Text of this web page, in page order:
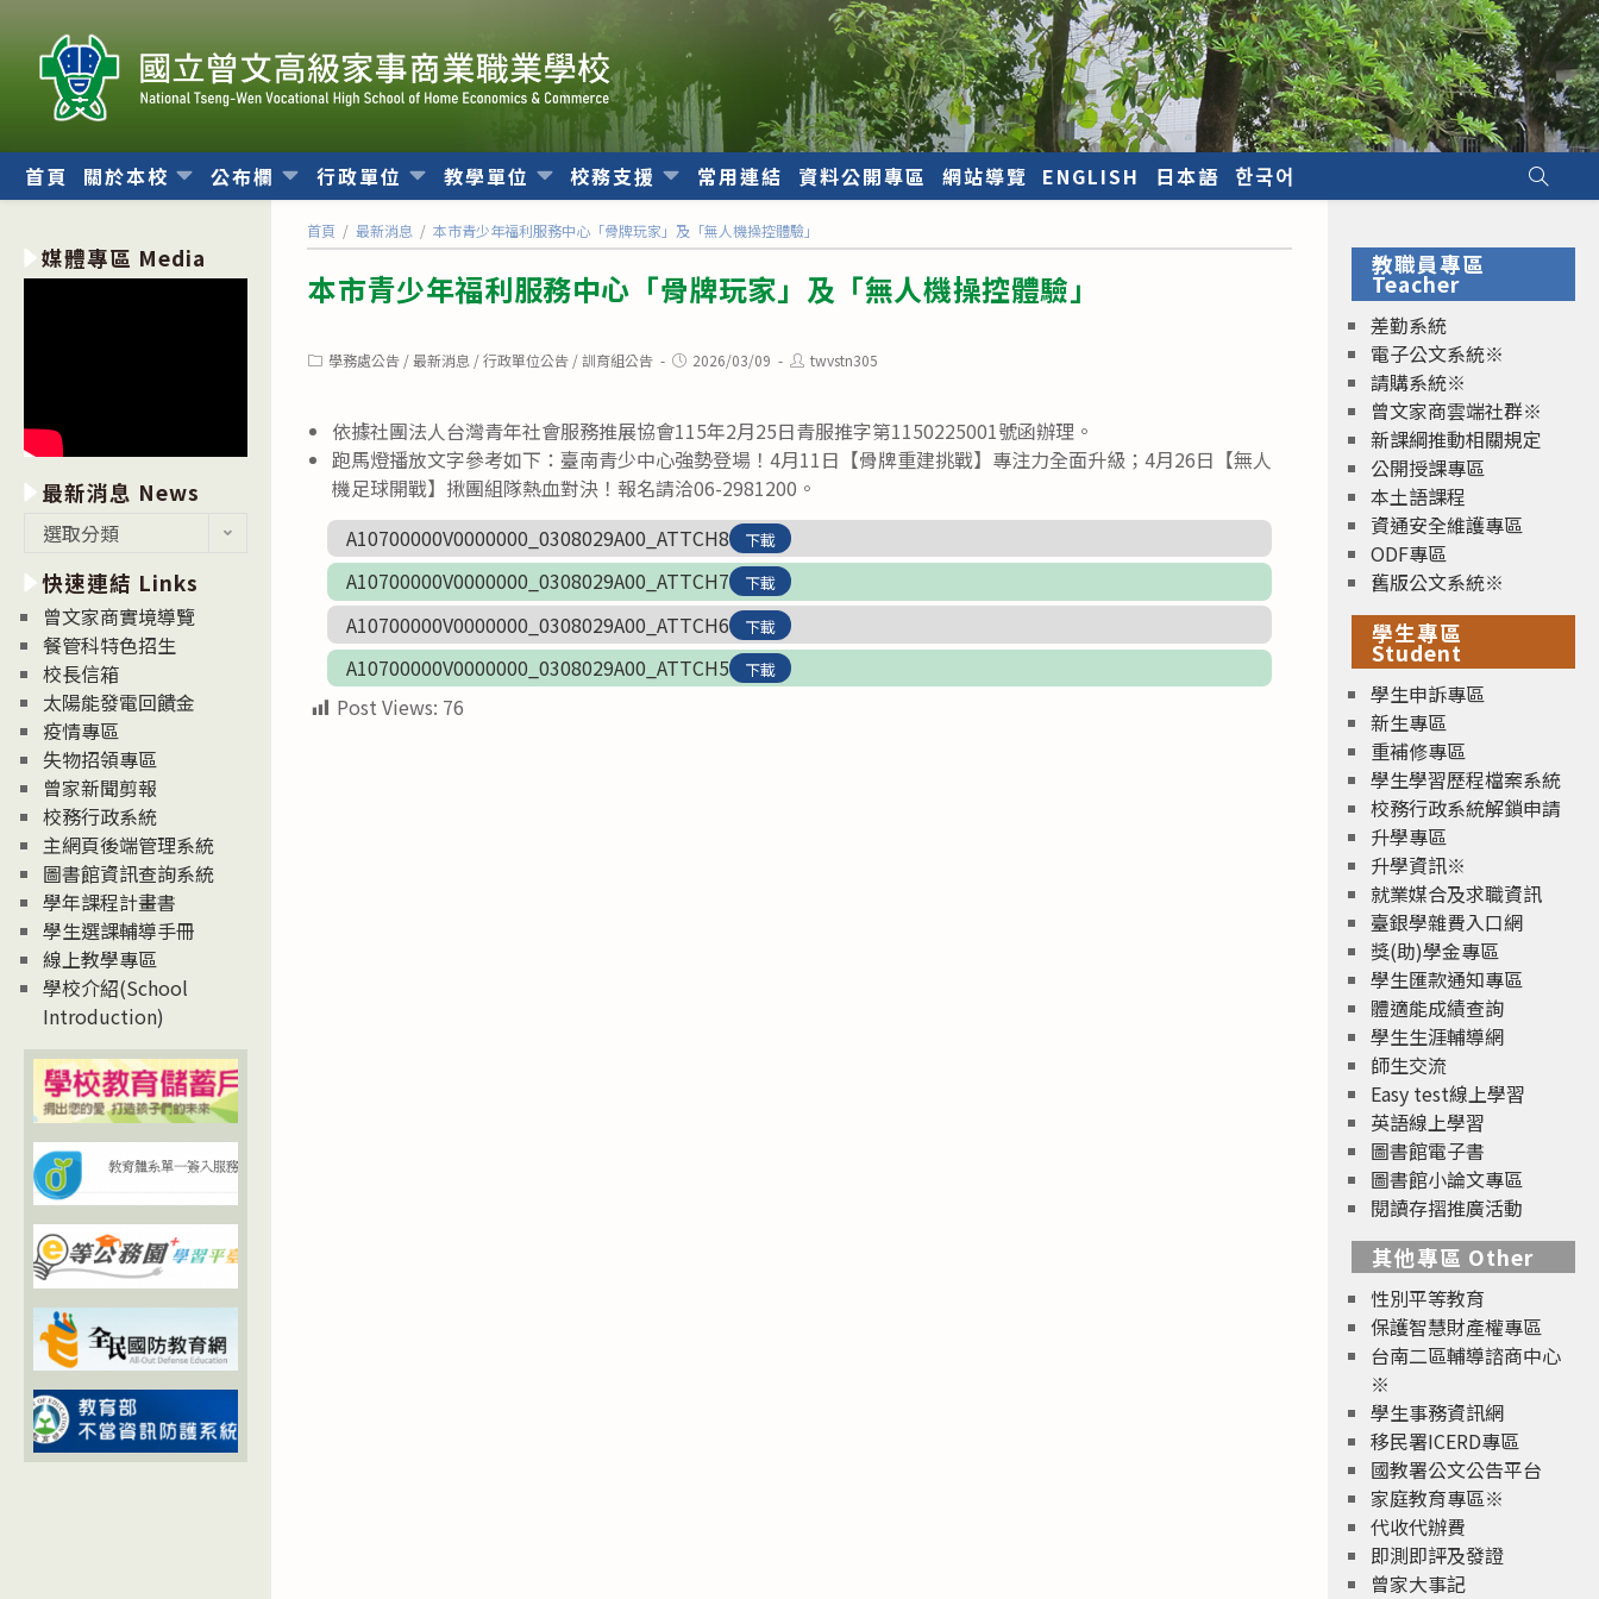
內
首頁 關於本校 公布欄 行政單位 教學單位 校務支援 常用連結 資料公開專區 網站導覽 ENGLISH 日本語 한국어
首頁 / 最新消息 / 本市青少年福利服務中心「骨牌玩家」及「無人機操控體驗」
本市青少年福利服務中心「骨牌玩家」及「無人機操控體驗」
Post學務處公告 / 最新消息 / 行政單位公告 / 訓育組公告
Post2026/03/09
Posttwvstn305
依據社團法人台灣青年社會服務推展協會115年2月25日青服推字第1150225001號函辦理。
跑馬燈播放文字參考如下：臺南青少中心強勢登場！4月11日【骨牌重建挑戰】專注力全面升級；4月26日【無人
機足球開戰】揪團組隊熱血對決！報名請洽06-2981200。
A10700000V0000000_0308029A00_ATTCH8
下載
A10700000V0000000_0308029A00_ATTCH7 下載
A10700000V0000000_0308029A00_ATTCH6 下載
A10700000V0000000_0308029A00_ATTCH5 下載
Post Views: 76
媒體專區 Media
最新消息 News
消
息
News
選取分類
快速連結 Links
曾文家商實境導覽
餐管科特色招生
校長信箱
太陽能發電回饋金
疫情專區
失物招領專區
曾家新聞剪報
校務行政系統
主網頁後端管理系統
圖書館資訊查詢系統
學年課程計畫書
學生選課輔導手冊
線上教學專區
學校介紹(School
Introduction)
教職員專區
Teacher
差勤系統
電子公文系統※
請購系統※
曾文家商雲端社群※
新課綱推動相關規定
公開授課專區
本土語課程
資通安全維護專區
ODF專區
舊版公文系統※
學生專區
Student
學生申訴專區
新生專區
重補修專區
學生學習歷程檔案系統
校務行政系統解鎖申請
升學專區
升學資訊※
就業媒合及求職資訊
臺銀學雜費入口網
獎(助)學金專區
學生匯款通知專區
體適能成績查詢
學生生涯輔導網
師生交流
Easy test線上學習
英語線上學習
圖書館電子書
圖書館小論文專區
閱讀存摺推廣活動
其他專區 Other
性別平等教育
保護智慧財產權專區
台南二區輔導諮商中心
※
學生事務資訊網
移民署ICERD專區
國教署公文公告平台
家庭教育專區※
代收代辦費
即測即評及發證
曾家大事記